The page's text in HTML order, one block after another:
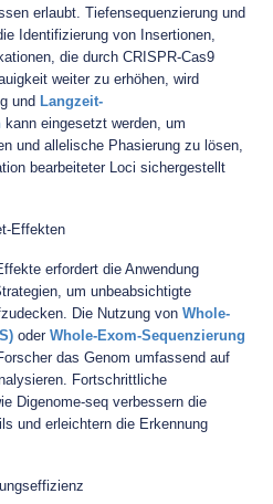
erlaubt. Tiefensequenzierung und
Identifizierung von Insertionen,
die durch CRISPR-Cas9
weiter zu erhöhen, wird
und Langzeit-
kann eingesetzt werden, um
und allelische Phasierung zu lösen,
bearbeiteter Loci sichergestellt
Effekten
erfordert die Anwendung
um unbeabsichtigte
Die Nutzung von Whole-
oder Whole-Exom-Sequenzierung
das Genom umfassend auf
Fortschrittliche
Digenome-seq verbessern die
und erleichtern die Erkennung